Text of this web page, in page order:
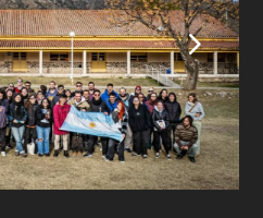
5